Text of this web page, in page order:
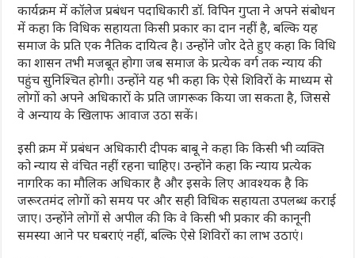
कार्यक्रम में कॉलेज प्रबंधन पदाधिकारी डॉ. विपिन गुप्ता ने अपने संबोधन
में कहा कि विधिक सहायता किसी प्रकार का दान नहीं है, बल्कि यह
समाज के प्रति एक नैतिक दायित्व है। उन्होंने जोर देते हुए कहा कि विधि
का शासन तभी मजबूत होगा जब समाज के प्रत्येक वर्ग तक न्याय की
पहुंच सुनिश्चित होगी। उन्होंने यह भी कहा कि ऐसे शिविरों के माध्यम से
लोगों को अपने अधिकारों के प्रति जागरूक किया जा सकता है, जिससे
वे अन्याय के खिलाफ आवाज उठा सकें।
इसी क्रम में प्रबंधन अधिकारी दीपक बाबू ने कहा कि किसी भी व्यक्ति
को न्याय से वंचित नहीं रहना चाहिए। उन्होंने कहा कि न्याय प्रत्येक
नागरिक का मौलिक अधिकार है और इसके लिए आवश्यक है कि
जरूरतमंद लोगों को समय पर और सही विधिक सहायता उपलब्ध कराई
जाए। उन्होंने लोगों से अपील की कि वे किसी भी प्रकार की कानूनी
समस्या आने पर घबराएं नहीं, बल्कि ऐसे शिविरों का लाभ उठाएं।